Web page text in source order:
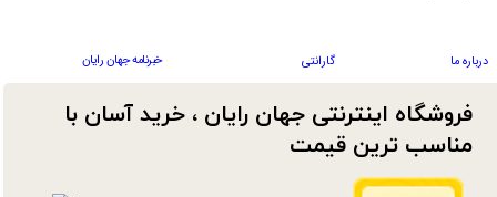
فروشگاه اینترنتی جهان رایان ، خرید آسان با
مناسب ترین قیمت​​​​​​​
درباره ما گارانتی خبرنامه جهان رایان